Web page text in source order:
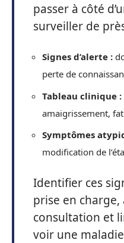
passer à côté
surveiller de
Signes d’alerte :
perte de
Tableau clinique :
amaigrissement,
Symptômes
modification de
Identifier ces
prise en charge,
consultation et
voir une